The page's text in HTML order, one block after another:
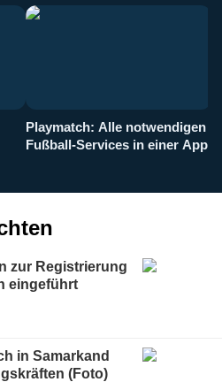
Playmatch: Alle notwendigen
Fußball-Services in einer App
zur Registrierung
eingeführt
in Samarkand
(Foto)